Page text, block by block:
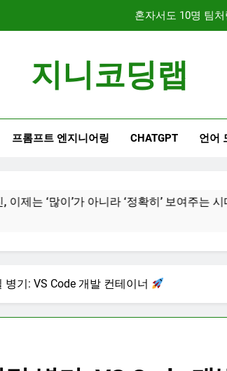
문서 중심 개발
대시보드 디자인
문서 중심 개발
지니코딩랩
프롬프트 엔지니어링 CHATGPT 언어
아니라 ‘정확히’ 보여주는 시대
기: VS Code 개발 컨테이너